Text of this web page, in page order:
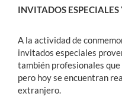
INVITADOS
A la actividad de
invitados especiales
también profesionales
pero hoy se encuentran
extranjero.